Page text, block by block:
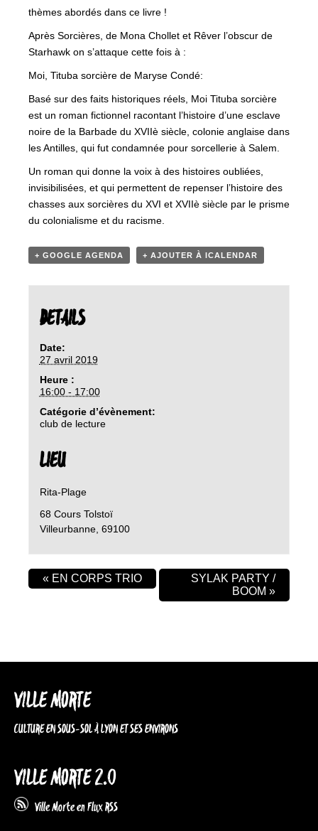
thèmes abordés dans ce livre !
Après Sorcières, de Mona Chollet et Rêver l’obscur de
Starhawk on s’attaque cette fois à :
Moi, Tituba sorcière de Maryse Condé:
Basé sur des faits historiques réels, Moi Tituba sorcière
est un roman fictionnel racontant l’histoire d’une esclave
noire de la Barbade du XVIIè siècle, colonie anglaise dans
les Antilles, qui fut condamnée pour sorcellerie à Salem.
Un roman qui donne la voix à des histoires oubliées,
invisibilisées, et qui permettent de repenser l’histoire des
chasses aux sorcières du XVI et XVIIè siècle par le prisme
du colonialisme et du racisme.
+ GOOGLE AGENDA + AJOUTER À ICALENDAR
DETAILS
Date:
27 avril 2019
Heure :
16:00 - 17:00
Catégorie d’évènement:
club de lecture
LIEU
Rita-Plage
68 Cours Tolstoï
Villeurbanne, 69100
« EN CORPS TRIO
SYLAK PARTY /
BOOM »
VILLE MORTE
CULTURE EN SOUS-SOL À LYON ET SES ENVIRONS
VILLE MORTE 2.0
Ville Morte en Flux RSS